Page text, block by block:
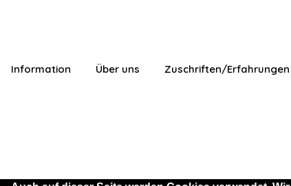
Information Über uns Zuschriften/Erfahrungen